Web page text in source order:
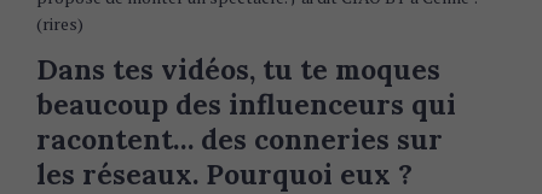
(rires)
Dans tes vidéos, tu te moques
beaucoup des influenceurs qui
racontent… des conneries sur
les réseaux. Pourquoi eux ?